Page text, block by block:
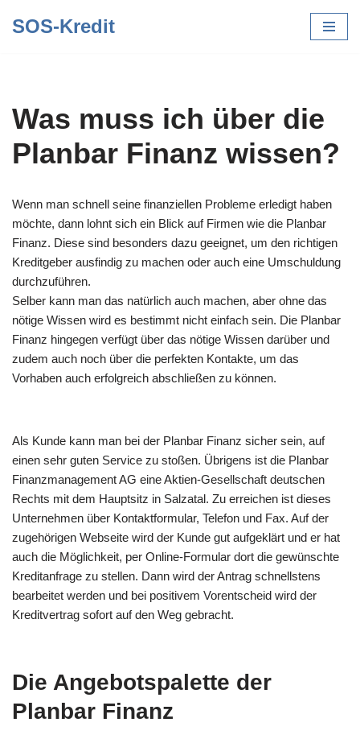
SOS-Kredit
Was muss ich über die
Planbar Finanz wissen?
Wenn man schnell seine finanziellen Probleme erledigt haben
möchte, dann lohnt sich ein Blick auf Firmen wie die Planbar
Finanz. Diese sind besonders dazu geeignet, um den richtigen
Kreditgeber ausfindig zu machen oder auch eine Umschuldung
durchzuführen.
Selber kann man das natürlich auch machen, aber ohne das
nötige Wissen wird es bestimmt nicht einfach sein. Die Planbar
Finanz hingegen verfügt über das nötige Wissen darüber und
zudem auch noch über die perfekten Kontakte, um das
Vorhaben auch erfolgreich abschließen zu können.
Als Kunde kann man bei der Planbar Finanz sicher sein, auf
einen sehr guten Service zu stoßen. Übrigens ist die Planbar
Finanzmanagement AG eine Aktien-Gesellschaft deutschen
Rechts mit dem Hauptsitz in Salzatal. Zu erreichen ist dieses
Unternehmen über Kontaktformular, Telefon und Fax. Auf der
zugehörigen Webseite wird der Kunde gut aufgeklärt und er hat
auch die Möglichkeit, per Online-Formular dort die gewünschte
Kreditanfrage zu stellen. Dann wird der Antrag schnellstens
bearbeitet werden und bei positivem Vorentscheid wird der
Kreditvertrag sofort auf den Weg gebracht.
Die Angebotspalette der
Planbar Finanz